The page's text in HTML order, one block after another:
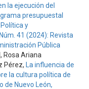
la ejecución del
presupuestal
y
41 (2024): Revista
Pública
Rosa Ariana
Pérez,
La influencia de
la cultura política de
de Nuevo León,